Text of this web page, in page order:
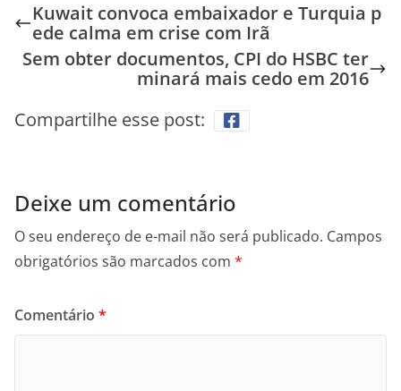
Kuwait convoca embaixador e Turquia p
ede calma em crise com Irã
Sem obter documentos, CPI do HSBC ter
minará mais cedo em 2016
Compartilhe esse post:
Deixe um comentário
O seu endereço de e-mail não será publicado. Campos
obrigatórios são marcados com *
Comentário *